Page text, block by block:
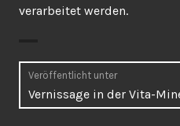
verarbeitet werden.
Veröffentlicht unter
Vernissage in der Vita-